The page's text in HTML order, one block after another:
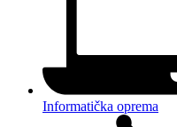
Informatička oprema